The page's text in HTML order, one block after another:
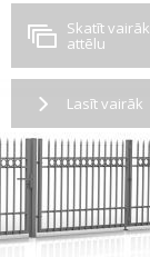
Skatīt vairāk
attēlu
Lasīt vairāk